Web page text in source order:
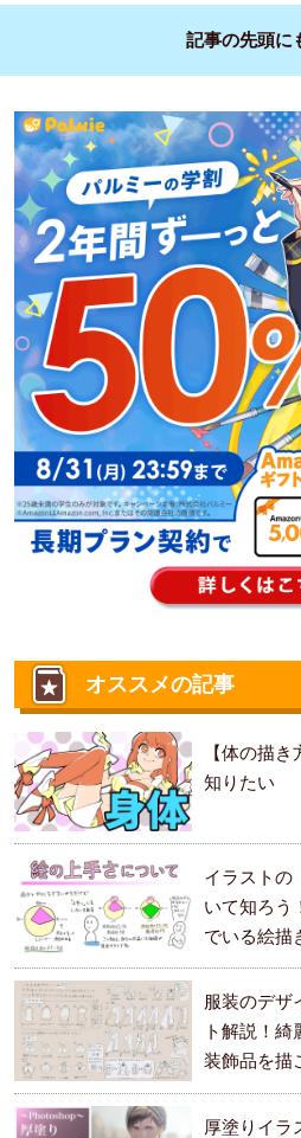
記事の先頭に
オススメの記事
【体の描
知りたい
イラストの
いて知ろう
でいる絵描
服装のデザ
ト解説！綺
装飾品を描
厚塗りイラ